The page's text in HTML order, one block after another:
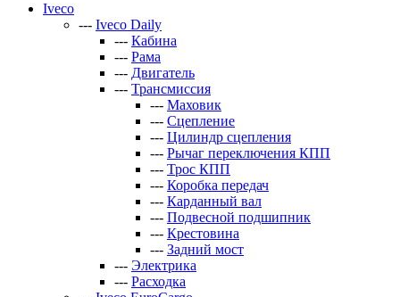
Iveco
--- Iveco Daily
--- Кабина
--- Рама
--- Двигатель
--- Трансмиссия
--- Маховик
--- Сцепление
--- Цилиндр сцепления
--- Рычаг переключения КПП
--- Трос КПП
--- Коробка передач
--- Карданный вал
--- Подвесной подшипник
--- Крестовина
--- Задний мост
--- Электрика
--- Расходка